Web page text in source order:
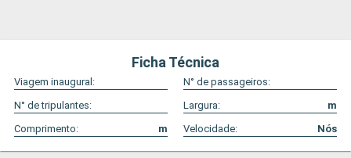
Ficha Técnica
Viagem inaugural:
N° de passageiros:
N° de tripulantes:
Largura:
m
Comprimento:
m Velocidade: Nós